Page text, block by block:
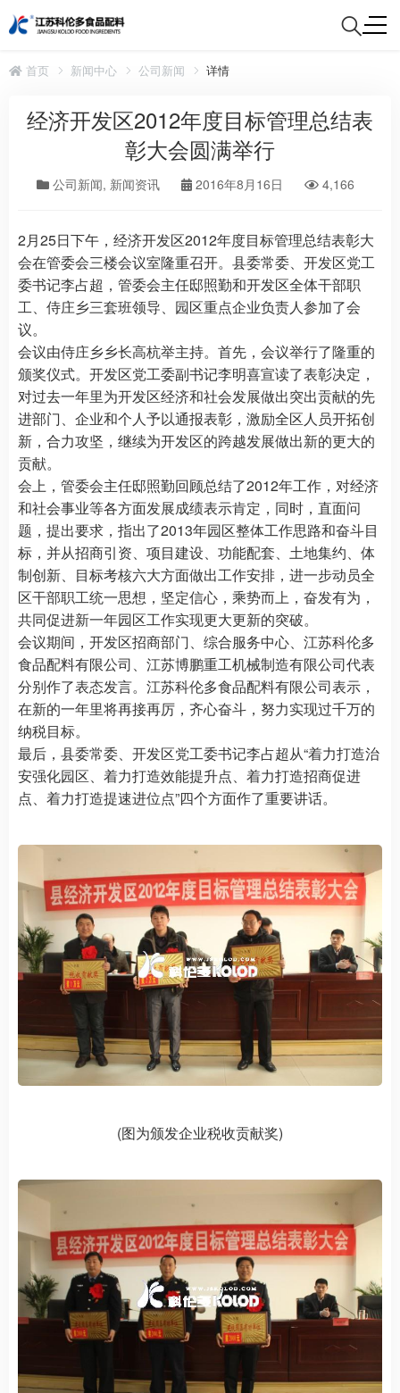
首页 新闻中心 公司新闻 详情
经济开发区2012年度目标管理总结表
彰大会圆满举行
公司新闻, 新闻资讯 2016年8月16日 4,166
2月25日下午，经济开发区2012年度目标管理总结表彰大
会在管委会三楼会议室隆重召开。县委常委、开发区党工
委书记李占超，管委会主任邸照勤和开发区全体干部职
工、侍庄乡三套班领导、园区重点企业负责人参加了会
议。
会议由侍庄乡乡长高杭举主持。首先，会议举行了隆重的
颁奖仪式。开发区党工委副书记李明喜宣读了表彰决定，
对过去一年里为开发区经济和社会发展做出突出贡献的先
进部门、企业和个人予以通报表彰，激励全区人员开拓创
新，合力攻坚，继续为开发区的跨越发展做出新的更大的
贡献。
会上，管委会主任邸照勤回顾总结了2012年工作，对经济
和社会事业等各方面发展成绩表示肯定，同时，直面问
题，提出要求，指出了2013年园区整体工作思路和奋斗目
标，并从招商引资、项目建设、功能配套、土地集约、体
制创新、目标考核六大方面做出工作安排，进一步动员全
区干部职工统一思想，坚定信心，乘势而上，奋发有为，
共同促进新一年园区工作实现更大更新的突破。
会议期间，开发区招商部门、综合服务中心、江苏科伦多
食品配料有限公司、江苏博鹏重工机械制造有限公司代表
分别作了表态发言。江苏科伦多食品配料有限公司表示，
在新的一年里将再接再厉，齐心奋斗，努力实现过千万的
纳税目标。
最后，县委常委、开发区党工委书记李占超从“着力打造治
安强化园区、着力打造效能提升点、着力打造招商促进
点、着力打造提速进位点”四个方面作了重要讲话。
(图为颁发企业税收贡献奖)